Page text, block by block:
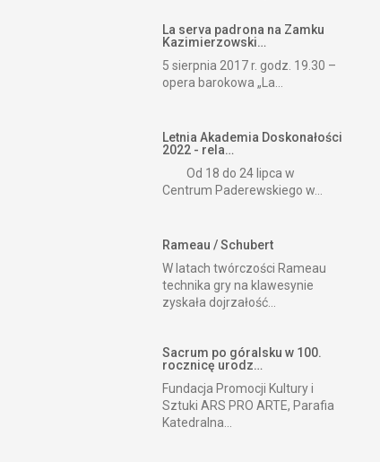
La serva padrona na Zamku
Kazimierzowski…
5 sierpnia 2017 r. godz. 19.30 –
opera barokowa „La...
Letnia Akademia Doskonałości
2022 - rela…
Od 18 do 24 lipca w
Centrum Paderewskiego w...
Rameau / Schubert
W latach twórczości Rameau
technika gry na klawesynie
zyskała dojrzałość...
Sacrum po góralsku w 100.
rocznicę urodz…
Fundacja Promocji Kultury i
Sztuki ARS PRO ARTE, Parafia
Katedralna...